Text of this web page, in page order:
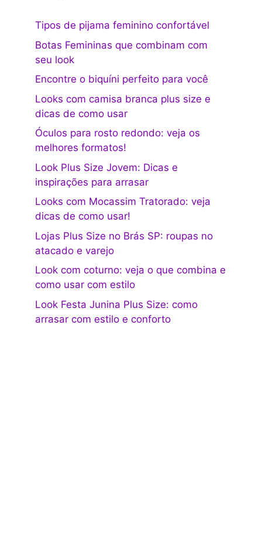
Tipos de pijama feminino confortável
Botas Femininas que combinam com
seu look
Encontre o biquíni perfeito para você
Looks com camisa branca plus size e
dicas de como usar
Óculos para rosto redondo: veja os
melhores formatos!
Look Plus Size Jovem: Dicas e
inspirações para arrasar
Looks com Mocassim Tratorado: veja
dicas de como usar!
Lojas Plus Size no Brás SP: roupas no
atacado e varejo
Look com coturno: veja o que combina e
como usar com estilo
Look Festa Junina Plus Size: como
arrasar com estilo e conforto